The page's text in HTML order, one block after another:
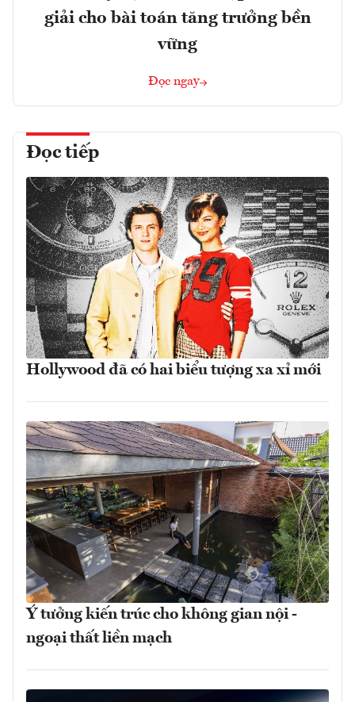
giải cho bài toán tăng trưởng bền
vững
Đọc ngay
Đọc tiếp
Hollywood đã có hai biểu tượng xa xỉ mới
Ý tưởng kiến trúc cho không gian nội -
ngoại thất liền mạch